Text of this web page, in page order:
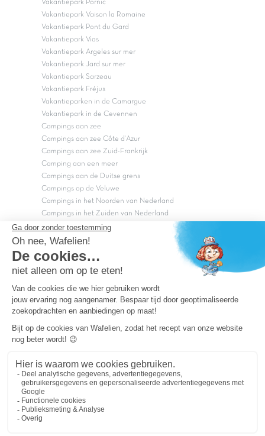
Vakantiepark Pornic
Vakantiepark Vaison la Romaine
Vakantiepark Pont du Gard
Vakantiepark Vias
Vakantiepark Argeles sur mer
Vakantiepark Jard sur mer
Vakantiepark Sarzeau
Vakantiepark Fréjus
Vakantieparken in de Camargue
Vakantiepark in de Cevennen
Campings aan zee
Campings aan zee Côte d'Azur
Campings aan zee Zuid-Frankrijk
Camping aan een meer
Campings aan de Duitse grens
Campings op de Veluwe
Campings in het Noorden van Nederland
Campings in het Zuiden van Nederland
Copyright Capfun 2026 ©
Bij Capfun solliciteren
Veelgestelde vragen
Dutchbox Vakantiepark
Superdeals
Capfun in de media
Carabouille.nl
Wettelijke bepalingen
Algemene reisvoorwaarden
Persvragen? mailpersvragen@capfun.com
Powered by ICS
OK